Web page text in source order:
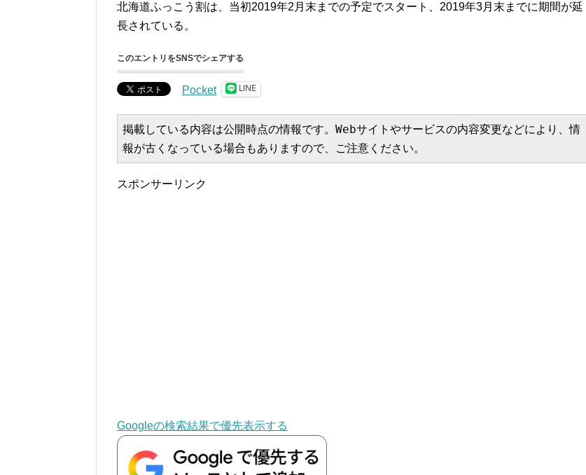
北海道ふっこう割は、当初2019年2月末までの予定でスタート、2019年3月末までに期間が延
長されている。
このエントリをSNSでシェアする
Pocket LINE
掲載している内容は公開時点の情報です。Webサイトやサービスの内容変更などにより、情
報が古くなっている場合もありますので、ご注意ください。
スポンサーリンク
Googleの検索結果で優先表示する